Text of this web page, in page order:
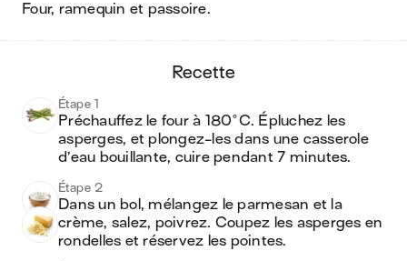
four, ramequin et passoire.
recette
Étape 1
Préchauffez le four à 180°C. Épluchez les
asperges, et plongez-les dans une casserole
d’eau bouillante, cuire pendant 7 minutes.
Étape 2
Dans un bol, mélangez le parmesan et la
crème, salez, poivrez. Coupez les asperges en
rondelles et réservez les pointes.